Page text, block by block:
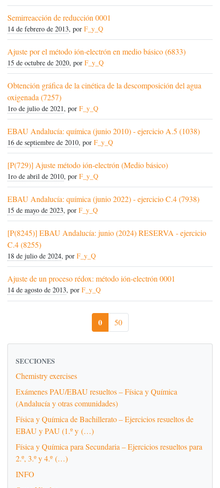
Semirreacción de reducción 0001
14 de febrero de 2013, por F_y_Q
Ajuste por el método ión-electrón en medio básico (6833)
15 de octubre de 2020, por F_y_Q
Obtención gráfica de la cinética de la descomposición del agua
oxigenada (7257)
1ro de julio de 2021, por F_y_Q
EBAU Andalucía: química (junio 2010) - ejercicio A.5 (1038)
16 de septiembre de 2010, por F_y_Q
[P(729)] Ajuste método ión-electrón (Medio básico)
1ro de abril de 2010, por F_y_Q
EBAU Andalucía: química (junio 2022) - ejercicio C.4 (7938)
15 de mayo de 2023, por F_y_Q
[P(8245)] EBAU Andalucía: junio (2024) RESERVA - ejercicio
C.4 (8255)
18 de julio de 2024, por F_y_Q
Ajuste de un proceso rédox: método ión-electrón 0001
14 de agosto de 2013, por F_y_Q
0 50
SECCIONES
Chemistry exercises
Exámenes PAU/EBAU resueltos – Física y Química
(Andalucía y otras comunidades)
Física y Química de Bachillerato – Ejercicios resueltos de
EBAU y PAU (1.º y (…)
Física y Química para Secundaria – Ejercicios resueltos para
2.º, 3.º y 4.º (…)
INFO